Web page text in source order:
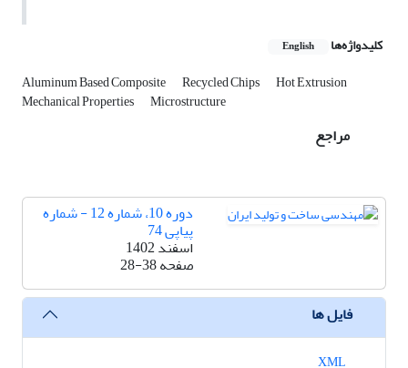
کلیدواژه‌ها English
Aluminum Based Composite Recycled Chips Hot Extrusion
Mechanical Properties Microstructure
مراجع
دوره 10، شماره 12 - شماره
پیاپی 74
اسفند 1402
صفحه28-38
فایل ها